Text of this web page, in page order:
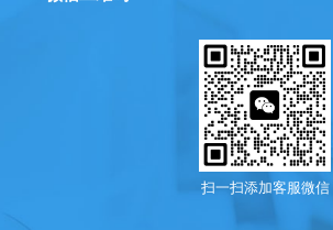
扫一扫添加客服微信